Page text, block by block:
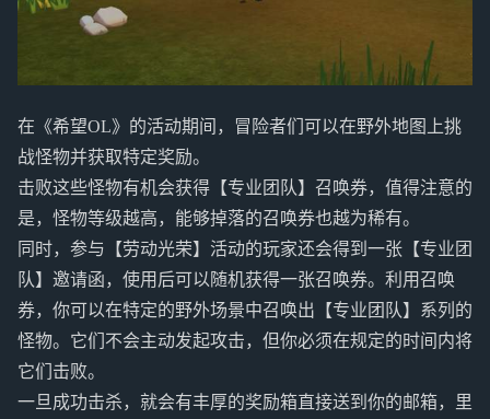
在《希望OL》的活动期间，冒险者们可以在野外地图上挑
战怪物并获取特定奖励。
击败这些怪物有机会获得【专业团队】召唤券，值得注意的
是，怪物等级越高，能够掉落的召唤券也越为稀有。
同时，参与【劳动光荣】活动的玩家还会得到一张【专业团
队】邀请函，使用后可以随机获得一张召唤券。利用召唤
券，你可以在特定的野外场景中召唤出【专业团队】系列的
怪物。它们不会主动发起攻击，但你必须在规定的时间内将
它们击败。
一旦成功击杀，就会有丰厚的奖励箱直接送到你的邮箱，里